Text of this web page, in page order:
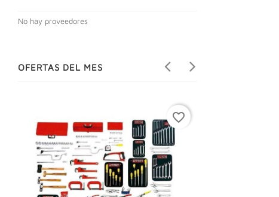
No hay proveedores
OFERTAS DEL MES
favorite_border